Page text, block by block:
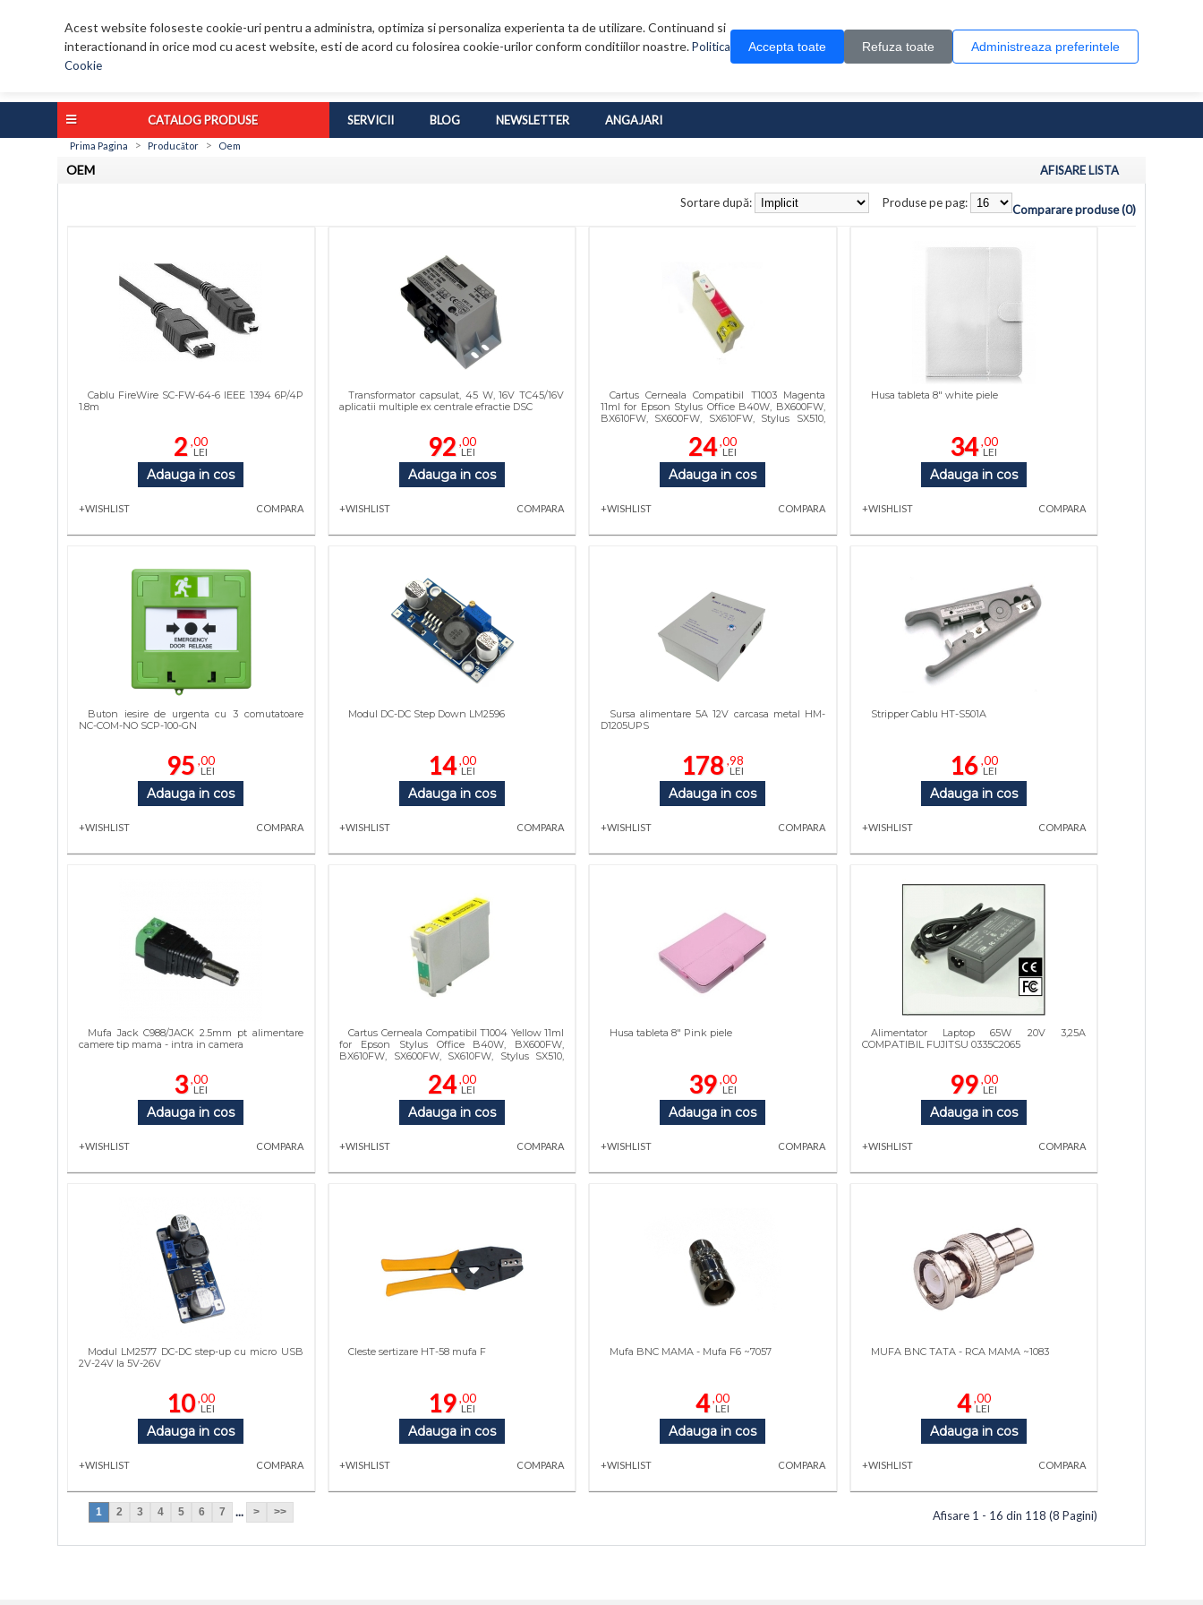
Acest website foloseste cookie-uri pentru a administra, optimiza si personaliza experienta ta de utilizare. Continuand si
interactionand in orice mod cu acest website, esti de acord cu folosirea cookie-urilor conform conditiilor noastre.Politica
Cookie
Accepta toate Refuza toate Administreaza preferintele
0 produs(e)
CATALOG PRODUSE SERVICII BLOG NEWSLETTER ANGAJARI
Prima Pagina > Producător > Oem
OEM AFISARE LISTA
Comparare produse (0)
Produse pe pag:
Sortare după:
Cablu FireWire SC-FW-64-6 IEEE 1394 6P/4P
1.8m
2 ,00
LEI
Adauga in cos
+WISHLIST COMPARA
Transformator capsulat, 45 W, 16V TC45/16V
aplicatii multiple ex centrale efractie DSC
92,00
LEI
Adauga in cos
+WISHLIST COMPARA
Cartus Cerneala Compatibil T1003 Magenta
11ml for Epson Stylus Office B40W, BX600FW,
BX610FW, SX600FW, SX610FW, Stylus SX510,
24,00
LEI
Adauga in cos
+WISHLIST COMPARA
Husa tableta 8" white piele
34,00
LEI
Adauga in cos
+WISHLIST COMPARA
Buton iesire de urgenta cu 3 comutatoare
NC-COM-NO SCP-100-GN
95 ,00
LEI
Adauga in cos
+WISHLIST COMPARA
Modul DC-DC Step Down LM2596
14,00
LEI
Adauga in cos
+WISHLIST COMPARA
Sursa alimentare 5A 12V carcasa metal HM-
D1205UPS
178 ,98
LEI
Adauga in cos
+WISHLIST COMPARA
Stripper Cablu HT-S501A
16,00
LEI
Adauga in cos
+WISHLIST COMPARA
Mufa Jack C988/JACK 2.5mm pt alimentare
camere tip mama - intra in camera
3,00
LEI
Adauga in cos
+WISHLIST COMPARA
Cartus Cerneala Compatibil T1004 Yellow 11ml
for Epson Stylus Office B40W, BX600FW,
BX610FW, SX600FW, SX610FW, Stylus SX510,
24,00
LEI
Adauga in cos
+WISHLIST COMPARA
Husa tableta 8" Pink piele
39 ,00
LEI
Adauga in cos
+WISHLIST COMPARA
Alimentator Laptop 65W 20V 3,25A
COMPATIBIL FUJITSU 0335C2065
99,00
LEI
Adauga in cos
+WISHLIST COMPARA
Modul LM2577 DC-DC step-up cu micro USB
2V-24V la 5V-26V
10,00
LEI
Adauga in cos
+WISHLIST COMPARA
Cleste sertizare HT-58 mufa F
19,00
LEI
Adauga in cos
+WISHLIST COMPARA
Mufa BNC MAMA - Mufa F6 ~7057
4,00
LEI
Adauga in cos
+WISHLIST COMPARA
MUFA BNC TATA - RCA MAMA ~1083
4,00
LEI
Adauga in cos
+WISHLIST COMPARA
1 2 3 4 5 6 7 ... > >> Afisare 1 - 16 din 118 (8 Pagini)